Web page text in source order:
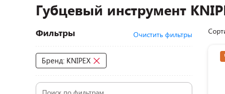
Губцевый инструмент
Фильтры Очистить фильтры
Бренд: KNIPEX